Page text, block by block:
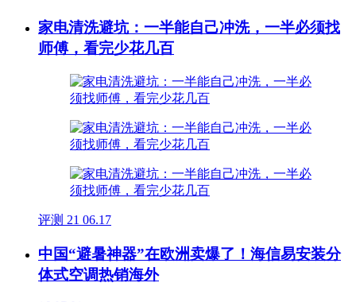
家电清洗避坑：一半能自己冲洗，一半必须找
师傅，看完少花几百
评测 21 06.17
中国“避暑神器”在欧洲卖爆了！海信易安装分
体式空调热销海外